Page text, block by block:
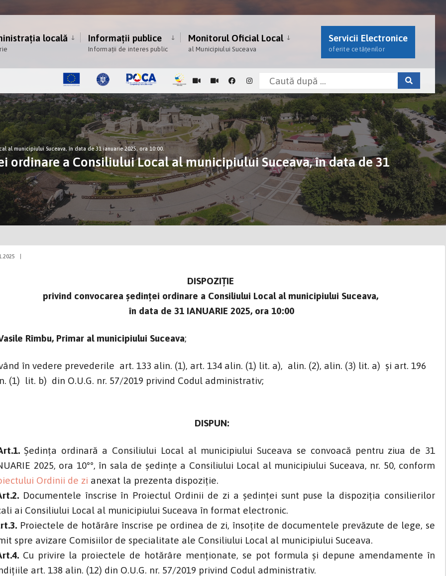
locală Informații publice
Informații de interes public
Monitorul Oficial Local
al Municipiului Suceava
Servicii Electronice
oferite cetățenilor
municipiului Suceava, în data de 31 ianuarie 2025, ora 10:00.
ordinare a Consiliului Local al municipiului Suceava, în data de 31
DISPOZIŢIE
privind convocarea şedinţei ordinare a Consiliului Local al municipiului Suceava,
în data de 31 IANUARIE 2025, ora 10:00
Rîmbu, Primar al municipiului Suceava;
în vedere prevederile art. 133 alin. (1), art. 134 alin. (1) lit. a), alin. (2), alin. (3) lit. a) şi art. 196
(1) lit. b) din O.U.G. nr. 57/2019 privind Codul administrativ;
DISPUN:
Ședința ordinară a Consiliului Local al municipiului Suceava se convoacă pentru ziua de 31
2025, ora 10°°, în sala de şedinţe a Consiliului Local al municipiului Suceava, nr. 50, conform
Ordinii de zi anexat la prezenta dispoziţie.
Documentele înscrise în Proiectul Ordinii de zi a şedinţei sunt puse la dispoziţia consilierilor
ai Consiliului Local al municipiului Suceava în format electronic.
Proiectele de hotărâre înscrise pe ordinea de zi, însoţite de documentele prevăzute de lege, se
spre avizare Comisiilor de specialitate ale Consiliului Local al municipiului Suceava.
Cu privire la proiectele de hotărâre menţionate, se pot formula şi depune amendamente în
art. 138 alin. (12) din O.U.G. nr. 57/2019 privind Codul administrativ.